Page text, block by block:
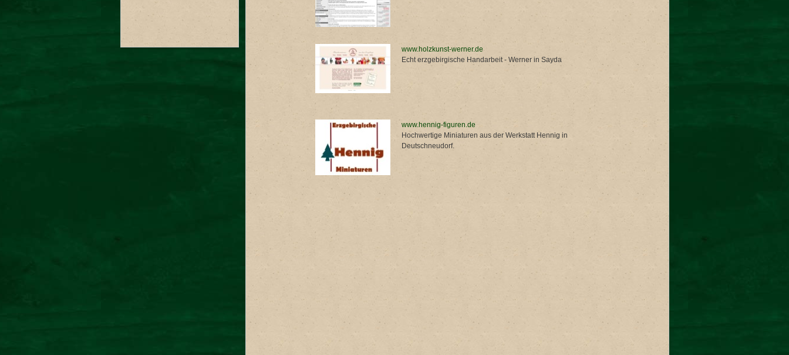
www.holzkunst-werner.de
Echt erzgebirgische Handarbeit - Werner in Sayda
www.hennig-figuren.de
Hochwertige Miniaturen aus der Werkstatt Hennig in
Deutschneudorf.